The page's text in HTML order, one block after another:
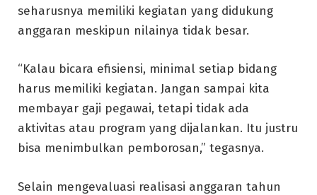
seharusnya memiliki kegiatan yang didukung
anggaran meskipun nilainya tidak besar.
“Kalau bicara efisiensi, minimal setiap bidang
harus memiliki kegiatan. Jangan sampai kita
membayar gaji pegawai, tetapi tidak ada
aktivitas atau program yang dijalankan. Itu justru
bisa menimbulkan pemborosan,” tegasnya.
Selain mengevaluasi realisasi anggaran tahun